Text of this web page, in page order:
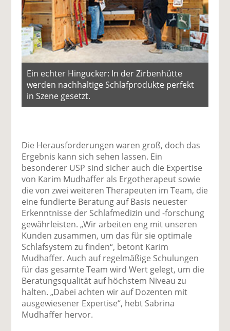
Ein echter Hingucker: In der Zirbenhütte
werden nachhaltige Schlafprodukte perfekt
in Szene gesetzt.
Die Herausforderungen waren groß, doch das
Ergebnis kann sich sehen lassen. Ein
besonderer USP sind sicher auch die Expertise
von Karim Mudhaffer als Ergotherapeut sowie
die von zwei weiteren Therapeuten im Team, die
eine fundierte Beratung auf Basis neuester
Erkenntnisse der Schlafmedizin und -forschung
gewährleisten. „Wir arbeiten eng mit unseren
Kunden zusammen, um das für sie optimale
Schlafsystem zu finden“, betont Karim
Mudhaffer. Auch auf regelmäßige Schulungen
für das gesamte Team wird Wert gelegt, um die
Beratungsqualität auf höchstem Niveau zu
halten. „Dabei achten wir auf Dozenten mit
ausgewiesener Expertise“, hebt Sabrina
Mudhaffer hervor.